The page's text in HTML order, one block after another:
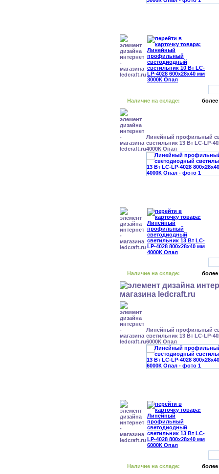
Наличие на складе: более
Линейный профильный
светильник 13 Вт LC-LP-
4000К Опал
Наличие на складе: более
Линейный профильный
светильник 13 Вт LC-LP-
6000К Опал
Наличие на складе: более